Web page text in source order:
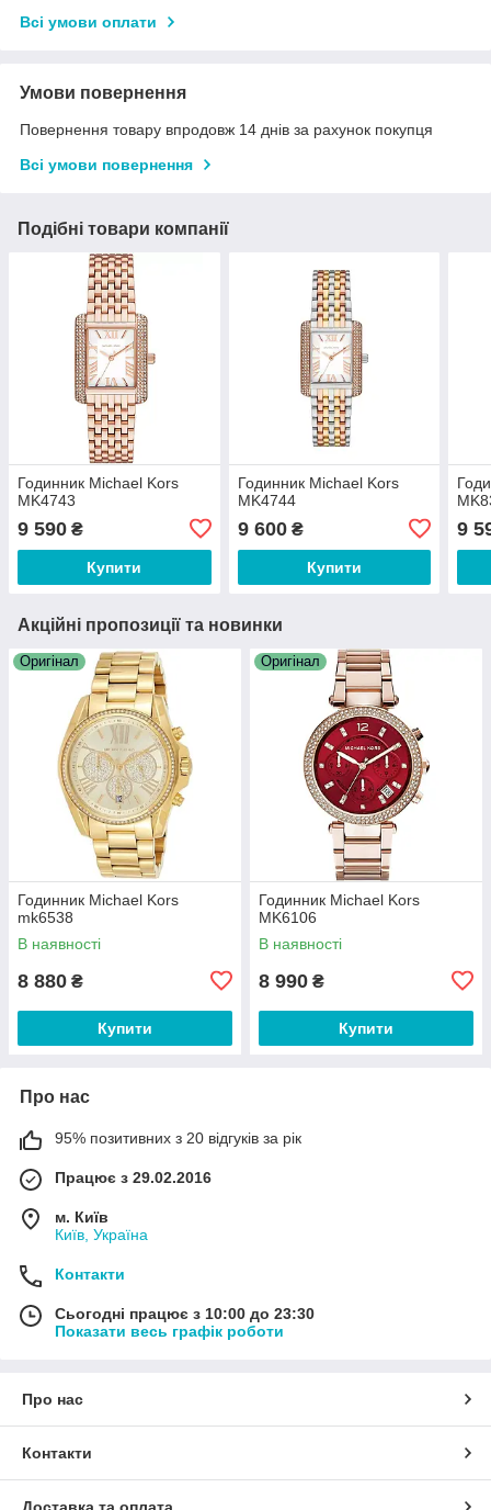
Всі умови оплати
Умови повернення
Повернення товару впродовж 14 днів за рахунок покупця
Всі умови повернення
Подібні товари компанії
Годинник Michael Kors
MK4743
9 590 ₴
Купити
Годинник Michael Kors
MK4744
9 600₴
Купити
9
Акційні пропозиції та новинки
Оригінал
Годинник Michael Kors
mk6538
В наявності
8 880 ₴
Купити
Оригінал
Годинник Michael Kors
MK6106
В наявності
8 990 ₴
Купити
Про нас
95% позитивних з 20 відгуків за рік
Працює з 29.02.2016
м. Київ
Київ, Україна
Контакти
Сьогодні працює з 10:00 до 23:30
Показати весь графік роботи
Про нас
Контакти